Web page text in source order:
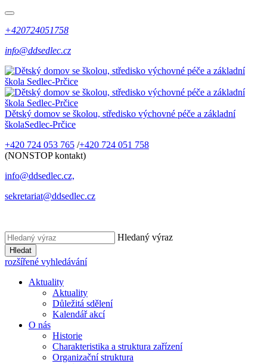
+420724051758
info@ddsedlec.cz
Dětský domov se školou, středisko výchovné péče a základní
školaSedlec-Prčice
+420 724 053 765 /+420 724 051 758
(NONSTOP kontakt)
info@ddsedlec.cz,
sekretariat@ddsedlec.cz
Hledaný výraz
Hledat
rozšířené vyhledávání
Aktuality
Aktuality
Důležitá sdělení
Kalendář akcí
O nás
Historie
Charakteristika a struktura zařízení
Organizační struktura